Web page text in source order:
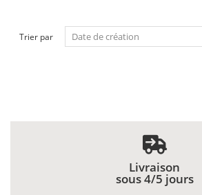
Trier par
Livraison
sous 4/5 jours